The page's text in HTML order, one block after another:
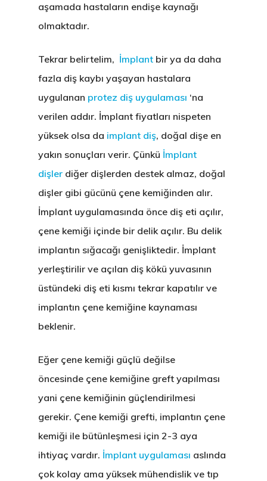
aşamada hastaların endişe kaynağı
olmaktadır.
Tekrar belirtelim, İmplant bir ya da daha
fazla diş kaybı yaşayan hastalara
uygulanan protez diş uygulaması ‘na
verilen addır. İmplant fiyatları nispeten
yüksek olsa da implant diş, doğal dişe en
yakın sonuçları verir. Çünkü İmplant
dişler diğer dişlerden destek almaz, doğal
dişler gibi gücünü çene kemiğinden alır.
İmplant uygulamasında önce diş eti açılır,
çene kemiği içinde bir delik açılır. Bu delik
implantın sığacağı genişliktedir. İmplant
yerleştirilir ve açılan diş kökü yuvasının
üstündeki diş eti kısmı tekrar kapatılır ve
implantın çene kemiğine kaynaması
beklenir.
Eğer çene kemiği güçlü değilse
öncesinde çene kemiğine greft yapılması
yani çene kemiğinin güçlendirilmesi
gerekir. Çene kemiği grefti, implantın çene
kemiği ile bütünleşmesi için 2-3 aya
ihtiyaç vardır. İmplant uygulaması aslında
çok kolay ama yüksek mühendislik ve tıp